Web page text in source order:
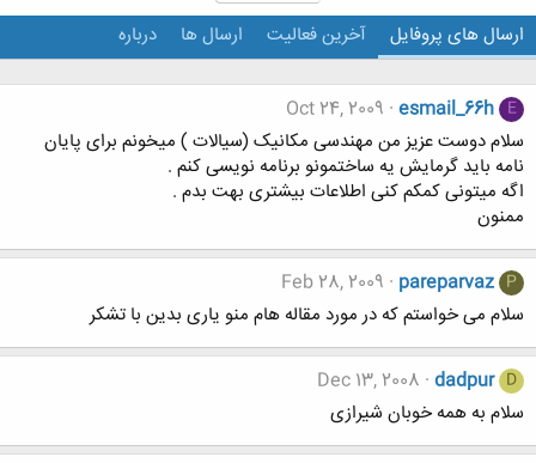
ارسال های پروفایل آخرین فعالیت ارسال ها درباره
E
esmail_66h
Oct 24, 2009
سلام دوست عزیز من مهندسی مکانیک (سیالات ) میخونم برای پایان
نامه باید گرمایش یه ساختمونو برنامه نویسی کنم .
اگه میتونی کمکم کنی اطلاعات بیشتری بهت بدم .
ممنون
P
pareparvaz
Feb 28, 2009
سلام می خواستم که در مورد مقاله هام منو یاری بدین با تشکر
D
dadpur
Dec 13, 2008
سلام به همه خوبان شیرازی